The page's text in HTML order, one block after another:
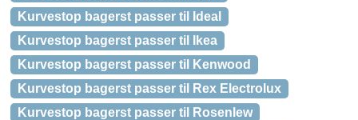
Kurvestop bagerst passer til Ideal
Kurvestop bagerst passer til Ikea
Kurvestop bagerst passer til Kenwood
Kurvestop bagerst passer til Rex Electrolux
Kurvestop bagerst passer til Rosenlew